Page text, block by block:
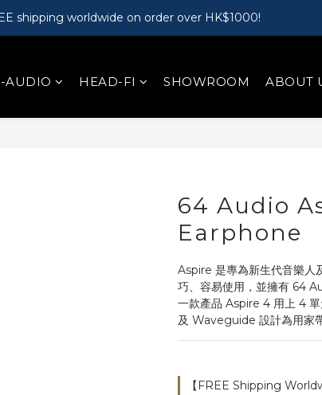
接觸訂製耳機？歡迎到 Showroom 免費體驗【按此】
shipping worldwide on order over HK$1000!
接觸訂製耳機？歡迎到 Showroom 免費體驗【按此】
AUDIO HEAD-FI SHOWROOM ABOUT
64 Audio
Earphone
Aspire 是專為新生代音樂人
巧、容易使用，並擁有 64
一款產品 Aspire 4 用上 4
及 Waveguide 設計為用家
【FREE Shipping